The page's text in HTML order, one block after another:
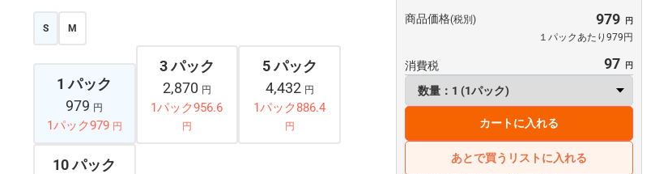
S M
1 パック
979 円
1パック979 円
3 パック
2,870 円
1パック956.6
円
5 パック
4,432 円
1パック886.4
円
10 パック
商品価格(税別) 979
１パックあたり979円
消費税 97
カートに入れる
あとで買うリストに入れる